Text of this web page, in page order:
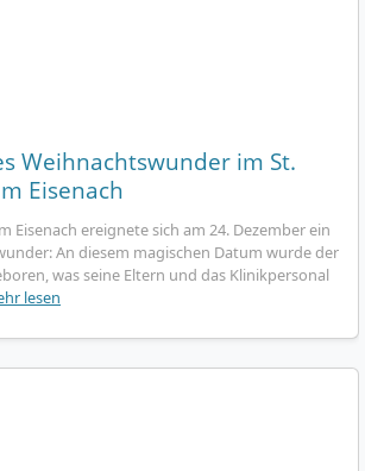
Weihnachtswunder im St.
Eisenach
Eisenach ereignete sich am 24. Dezember ein
An diesem magischen Datum wurde der
was seine Eltern und das Klinikpersonal
lesen